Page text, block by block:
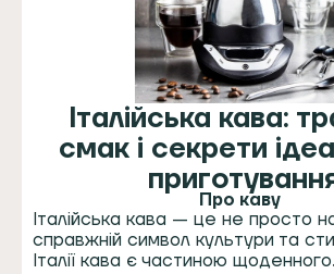
Італійська кава:
смак і секрети
Про каву
Італійська кава — це не просто
справжній символ культури та
Італії кава є частиною